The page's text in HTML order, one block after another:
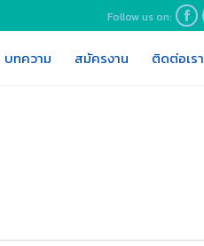
Follow us on: 
บทความ สมัครงาน ติดต่อเรา